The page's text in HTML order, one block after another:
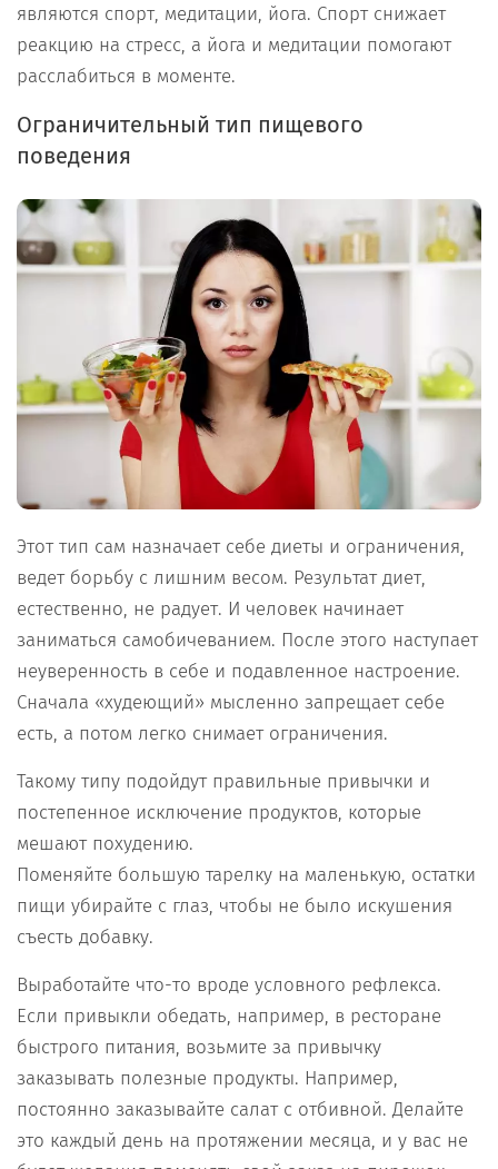
являются спорт, медитации, йога. Спорт снижает
реакцию на стресс, а йога и медитации помогают
расслабиться в моменте.
Ограничительный тип пищевого
поведения
Этот тип сам назначает себе диеты и ограничения,
ведет борьбу с лишним весом. Результат диет,
естественно, не радует. И человек начинает
заниматься самобичеванием. После этого наступает
неуверенность в себе и подавленное настроение.
Сначала «худеющий» мысленно запрещает себе
есть, а потом легко снимает ограничения.
Такому типу подойдут правильные привычки и
постепенное исключение продуктов, которые
мешают похудению.
Поменяйте большую тарелку на маленькую, остатки
пищи убирайте с глаз, чтобы не было искушения
съесть добавку.
Выработайте что-то вроде условного рефлекса.
Если привыкли обедать, например, в ресторане
быстрого питания, возьмите за привычку
заказывать полезные продукты. Например,
постоянно заказывайте салат с отбивной. Делайте
это каждый день на протяжении месяца, и у вас не